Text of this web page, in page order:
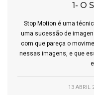
1- O
Stop Motion é uma
uma sucessão de
com que pareça o
nessas imagens, e que
13 ABRIL